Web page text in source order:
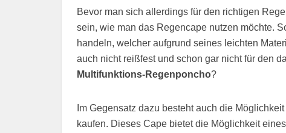
Bevor man sich allerdings für den richtigen
sein, wie man das Regencape nutzen möchte.
handeln, welcher aufgrund seines leichten
auch nicht reißfest und schon gar nicht für den
Multifunktions-Regenponcho?
Im Gegensatz dazu besteht auch die Möglichkeit
kaufen. Dieses Cape bietet die Möglichkeit